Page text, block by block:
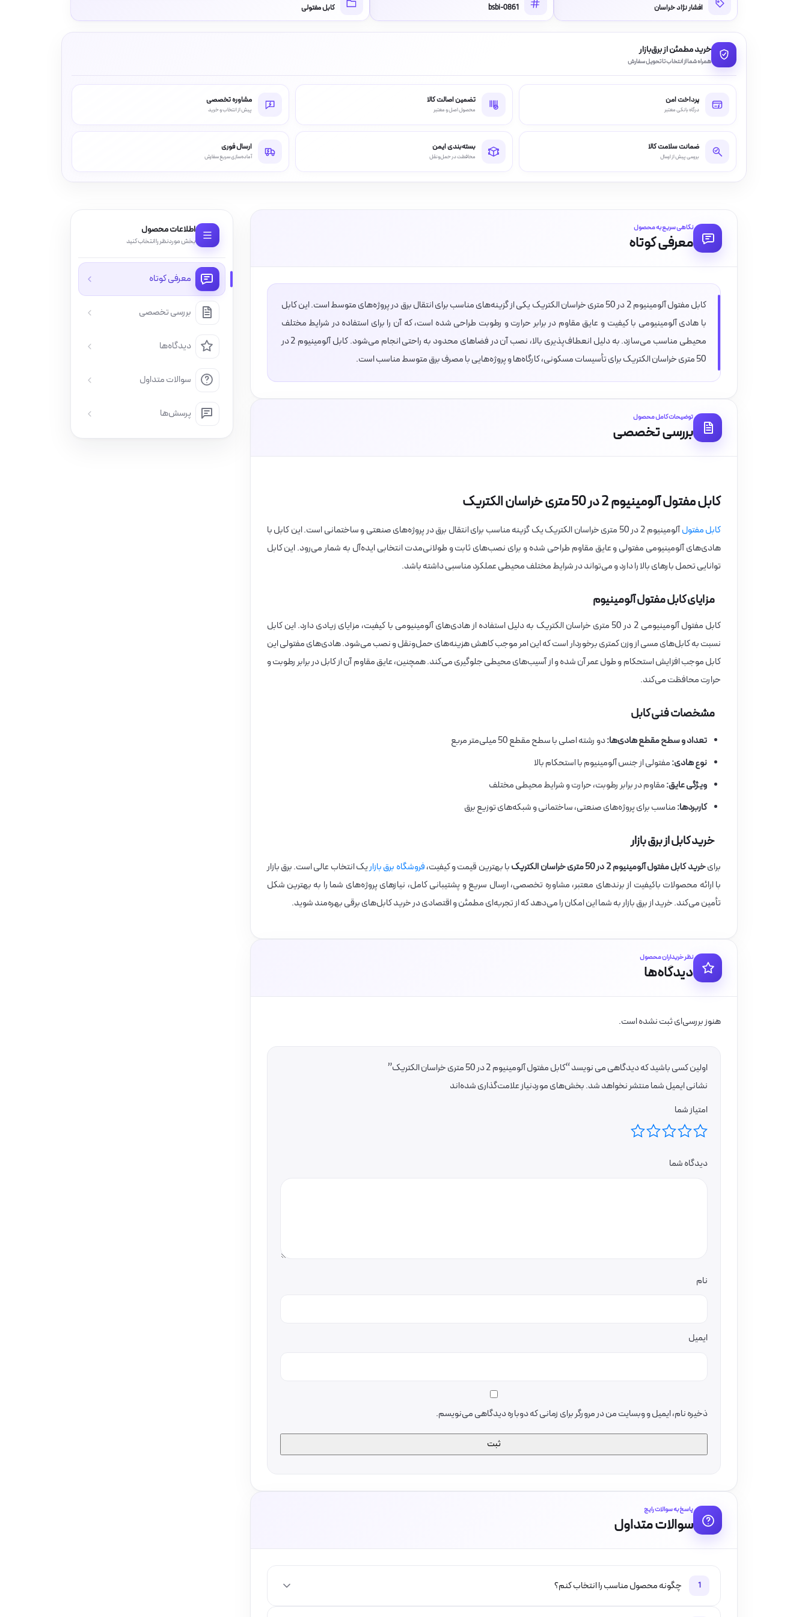
اطلاعات محصول
بخش موردنظر را انتخاب کنید
معرفی کوتاه
بررسی تخصصی
دیدگاه‌ها
سوالات متداول
پرسش‌ها
نگاهی سریع به محصول
معرفی کوتاه
کابل مفتول آلومینیوم 2 در 50 متری خراسان الکتریک یکی از گزینه‌های مناسب برای انتقال برق در پروژه‌های متوسط است. این کابل
با هادی آلومینیومی با کیفیت و عایق مقاوم در برابر حرارت و رطوبت طراحی شده است، که آن را برای استفاده در شرایط مختلف
محیطی مناسب می‌سازد. به دلیل انعطاف‌پذیری بالا، نصب آن در فضاهای محدود به راحتی انجام می‌شود. کابل آلومینیوم 2 در
50 متری خراسان الکتریک برای تأسیسات مسکونی، کارگاه‌ها و پروژه‌هایی با مصرف برق متوسط مناسب است.
توضیحات کامل محصول
بررسی تخصصی
کابل مفتول آلومینیوم 2 در 50 متری خراسان الکتریک
کابل مفتول
آلومینیوم 2 در 50 متری خراسان الکتریک یک گزینه مناسب برای انتقال برق در پروژه‌های صنعتی و ساختمانی است. این کابل با
هادی‌های آلومینیومی مفتولی و عایق مقاوم طراحی شده و برای نصب‌های ثابت و طولانی‌مدت انتخابی ایده‌آل به شمار می‌رود. این کابل
توانایی تحمل بارهای بالا را دارد و می‌تواند در شرایط مختلف محیطی عملکرد مناسبی داشته باشد.
مزایای کابل مفتول آلومینیوم
کابل مفتول آلومینیومی 2 در 50 متری خراسان الکتریک به دلیل استفاده از هادی‌های آلومینیومی با کیفیت، مزایای زیادی دارد. این کابل
نسبت به کابل‌های مسی از وزن کمتری برخوردار است که این امر موجب کاهش هزینه‌های حمل‌ونقل و نصب می‌شود. هادی‌های مفتولی این
کابل موجب افزایش استحکام و طول عمر آن شده و از آسیب‌های محیطی جلوگیری می‌کند. همچنین، عایق مقاوم آن از کابل در برابر رطوبت و
حرارت محافظت می‌کند.
مشخصات فنی کابل
تعداد و سطح مقطع هادی‌ها:دو رشته اصلی با سطح مقطع 50 میلی‌متر مربع
نوع هادی:مفتولی از جنس آلومینیوم با استحکام بالا
ویژگی عایق:مقاوم در برابر رطوبت، حرارت و شرایط محیطی مختلف
کاربردها:مناسب برای پروژه‌های صنعتی، ساختمانی و شبکه‌های توزیع برق
خرید کابل از برق بازار
برایخرید کابل مفتول آلومینیوم 2 در 50 متری خراسان الکتریک با بهترین قیمت و کیفیت،فروشگاه برق بازاریک انتخاب عالی است. برق بازار
با ارائه محصولات باکیفیت از برندهای معتبر، مشاوره تخصصی، ارسال سریع و پشتیبانی کامل، نیازهای پروژه‌های شما را به بهترین شکل
تأمین می‌کند. خرید از برق بازار به شما این امکان را می‌دهد که از تجربه‌ای مطمئن و اقتصادی در خرید کابل‌های برقی بهره‌مند شوید.
نظر خریداران محصول
دیدگاه‌ها
هنوز بررسی‌ای ثبت نشده است.
اولین کسی باشید که دیدگاهی می نویسد “کابل مفتول آلومینیوم 2 در 50 متری خراسان الکتریک”
نشانی ایمیل شما منتشر نخواهد شد.بخش‌های موردنیاز علامت‌گذاری شده‌اند
امتیاز شما
دیدگاه شما
نام
ایمیل
ذخیره نام، ایمیل و وبسایت من در مرورگر برای زمانی که دوباره دیدگاهی می‌نویسم.
پاسخ به سوالات رایج
سوالات متداول
1 چگونه محصول مناسب را انتخاب کنم؟
افشار نژاد خراسان bsbi-0861 کابل مفتولی
خرید مطمئن از برق‌بازار
همراه شما از انتخاب تا تحویل سفارش
پرداخت امن
درگاه بانکی معتبر
تضمین اصالت کالا
محصول اصل و معتبر
مشاوره تخصصی
پیش از انتخاب و خرید
ضمانت سلامت کالا
بررسی پیش از ارسال
بسته‌بندی ایمن
محافظت در حمل‌ونقل
ارسال فوری
آماده‌سازی سریع سفارش